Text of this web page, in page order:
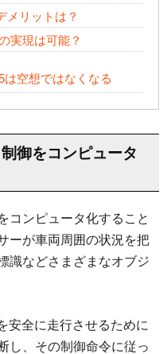
メリットは？
実現は可能？
空想ではなくなる
御をコンピュータ
コンピュータ化すること
ーが車両周囲の状況を把
識などさまざまなオブジ
安全に走行させるために
し、その制御命令に従っ